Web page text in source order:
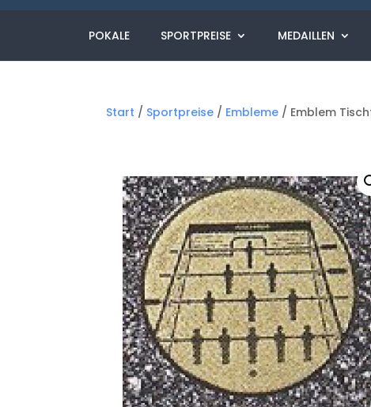
POKALE SPORTPREISE MEDAILLEN
Start / Sportpreise / Embleme / Emblem